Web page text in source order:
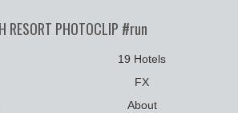
RESORT PHOTOCLIP #run
19 Hotels
FX
About